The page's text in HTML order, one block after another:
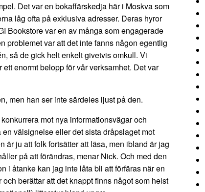
Det var en bokaffärskedja här i Moskva som
låg ofta på exklusiva adresser. Deras hyror
Bookstore var en av många som engagerade
problemet var att det inte fanns någon egentlig
så de gick helt enkelt givetvis omkull. Vi
enormt belopp för vår verksamhet. Det var
men han ser inte särdeles ljust på den.
mot nya informationsvägar och
välsignelse eller det sista dråpslaget mot
är ju att folk fortsätter att läsa, men ibland är jag
på att förändras, menar Nick. Och med den
i åtanke kan jag inte låta bli att förfäras när en
berättar att det knappt finns något som helst